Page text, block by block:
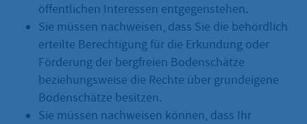
öffentlichen Interessen entgegenstehen.
Sie müssen nachweisen, dass Sie die behördlich
erteilte Berechtigung für die Erkundung oder
Förderung der bergfreien Bodenschätze
beziehungsweise die Rechte über grundeigene
Bodenschätze besitzen.
Sie müssen nachweisen können, dass Ihr